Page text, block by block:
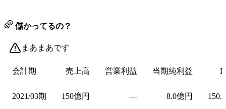
儲かってるの？
まあまあです
会計期 売上高 営業利益 当期純利益
2021/03期 150億円 — 8.0億円